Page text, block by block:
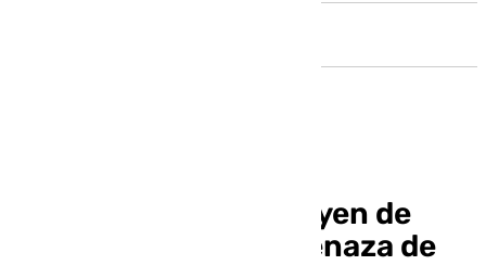
Miles de personas huyen de
Santorini ante la amenaza de